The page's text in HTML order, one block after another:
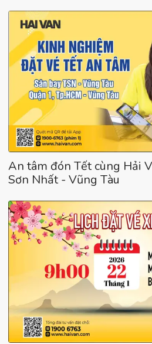
An tâm đón Tết cùng Hải
Sơn Nhất - Vũng Tàu